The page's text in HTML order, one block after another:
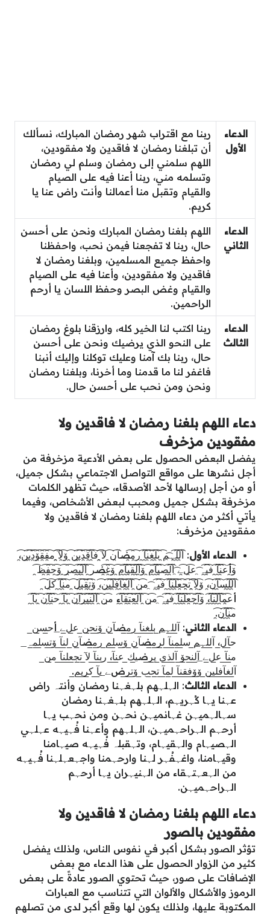
الدعاء
الأول
ربنا مع اقتراب شهر رمضان المبارك، نسألك
أن تبلغنا رمضان لا فاقدين ولا مفقودين،
اللهم سلمني إلى رمضان وسلم لي رمضان
وتسلمه مني، ربنا أعنا فيه على الصيام
والقيام وتقبل منا أعمالنا وأنت راض عنا يا
كريم.
الدعاء
الثاني
اللهم بلغنا رمضان المبارك ونحن على أحسن
حال، ربنا لا تفجعنا فيمن نحب، واحفظنا
واحفظ جميع المسلمين، وبلغنا رمضان لا
فاقدين ولا مفقودين، وأعنا فيه على الصيام
والقيام وغض البصر وحفظ اللسان يا أرحم
الراحمين.
الدعاء
الثالث
ربنا اكتب لنا الخير كله، وارزقنا بلوغ رمضان
على النحو الذي يرضيك ونحن على أحسن
حال، ربنا بك آمنا وعليك توكلنا وإليك أنبنا
فاغفر لنا ما قدمنا وما أخرنا، وبلغنا رمضان
ونحن ومن نحب على أحسن حال.
دعاء اللهم بلغنا رمضان لا فاقدين ولا
مفقودين مزخرف
يفضل البعض الحصول على بعض الأدعية مزخرفة من
أجل نشرها على مواقع التواصل الاجتماعي بشكل جميل،
أو من أجل إرسالها لأحد الأصدقاء، حيث تظهر الكلمات
مزخرفة بشكل جميل ومحبب لبعض الأشخاص، وفيما
يأتي أكثر من دعاء اللهم بلغنا رمضان لا فاقدين ولا
مفقودين مزخرف:
الدعاء الأول: آ̯͡ل̯͡ل̯͡ہ̯͡م̯͡ ب̯͡ل̯͡غ̯͡ن̯͡آ̯͡ ر̯͡م̯͡ضآ̯͡ن̯͡ ل̯͡آ̯͡ ف̯͡آ̯͡ق̯͡د̯͡ي̯͡ن̯͡ ۆ̯͡ل̯͡آ̯͡ م̯͡ف̯͡ق̯͡ۆ̯͡د̯͡ي̯͡ن̯͡،
ۆ̯͡أع̯͡ن̯͡آ̯͡ ف̯͡ي̯͡ہ̯͡ ع̯͡ل̯͡ﮯ̯͡ آ̯͡ل̯͡ص̯͡ي̯͡آ̯͡م̯͡ ۆ̯͡آ̯͡ل̯͡ق̯͡ي̯͡آ̯͡م̯͡ ۆ̯͡غ̯͡ضر̯͡ آ̯͡ل̯͡ب̯͡ص̯͡ر̯͡ ۆ̯͡ح̯͡ف̯͡ظ̯͡
آ̯͡ل̯͡ل̯͡س̯͡آ̯͡ن̯͡، ۆ̯͡ل̯͡آ̯͡ ت̯͡ج̯͡ع̯͡ل̯͡ن̯͡آ̯͡ ف̯͡ي̯͡ہ̯͡ م̯͡ن̯͡ آ̯͡ل̯͡غ̯͡آ̯͡ف̯͡ل̯͡ي̯͡ن̯͡، ۆ̯͡ت̯͡ق̯͡ب̯͡ل̯͡ م̯͡ن̯͡آ̯͡ ك̯͡ل̯͡
أع̯͡م̯͡آ̯͡ل̯͡ن̯͡آ̯͡، ۆ̯͡آ̯͡ج̯͡ع̯͡ل̯͡ن̯͡آ̯͡ ف̯͡ي̯͡ہ̯͡ م̯͡ن̯͡ آ̯͡ل̯͡ع̯͡ت̯͡ق̯͡آ̯͡ء م̯͡ن̯͡ آ̯͡ل̯͡ن̯͡ي̯͡ر̯͡آ̯͡ن̯͡ ي̯͡آ̯͡ ح̯͡ن̯͡آ̯͡ن̯͡ ي̯͡آ̯͡
م̯͡ن̯͡آ̯͡ن̯͡.
الدعاء الثاني: آ̲ل̲ل̲ہ̲م̲ ب̲ل̲غ̲ن̲آ̲ ر̲م̲ضآ̲ن̲ ۆ̲ن̲ح̲ن̲ ع̲ل̲ﮯ̲ أح̲س̲ن̲
ح̲آ̲ل̲، آ̲ل̲ل̲ہ̲م̲ س̲ل̲م̲ن̲آ̲ ل̲ر̲م̲ضآ̲ن̲ ۆ̲س̲ل̲م̲ ر̲م̲ضآ̲ن̲ ل̲ن̲آ̲ ۆ̲ت̲س̲ل̲م̲ہ̲
م̲ن̲آ̲ ع̲ل̲ﮯ̲ آ̲ل̲ن̲ح̲ۆ̲ آ̲ل̲ذ̲ي̲ ي̲ر̲ضي̲ك̲ ع̲ن̲آ̲، ر̲ب̲ن̲آ̲ ل̲آ̲ ت̲ج̲ع̲ل̲ن̲آ̲ م̲ن̲
آ̲ل̲غ̲آ̲ف̲ل̲ي̲ن̲ ۆ̲ۆ̲ف̲ق̲ن̲آ̲ ل̲م̲آ̲ ت̲ح̲ب̲ ۆ̲ت̲ر̲ضﮯ̲ ي̲آ̲ ك̲ر̲ي̲م̲.
الدعاء الثالث: الہلہهم بلہغہنا رمضان وأنتہ راض
عہنا يہا كُہريہم، الہلہهم بلہغہنا رمضان
سہالہميہن غہانميہن نحہن ومن نحہب يہا
أرحہم الہراحہميہن، الہلہهم وأعہنا فُہيہه عہلہي
الہصيہام والہقيہام، وتہقبلہ فُہيہه صيہامنا
وقيہامنا، واغہفُہر لہنا وارحہمنا واجہعہلہنا فُہيہه
من الہعہتہقاء من الہنيہران يہا أرحہم
الہراحہميہن.
دعاء اللهم بلغنا رمضان لا فاقدين ولا
مفقودين بالصور
تؤثر الصور بشكل أكبر في نفوس الناس، ولذلك يفضل
كثير من الزوار الحصول على هذا الدعاء مع بعض
الإضافات على صور، حيث تحتوي الصور عادةً على بعض
الرموز والأشكال والألوان التي تتناسب مع العبارات
المكتوبة عليها، ولذلك يكون لها وقع أكبر لدى من تصلهم